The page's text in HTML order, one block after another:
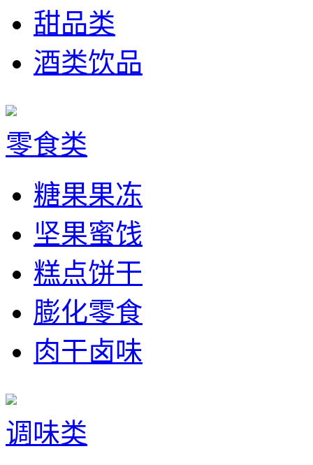
甜品类
酒类饮品
零食类
糖果果冻
坚果蜜饯
糕点饼干
膨化零食
肉干卤味
调味类